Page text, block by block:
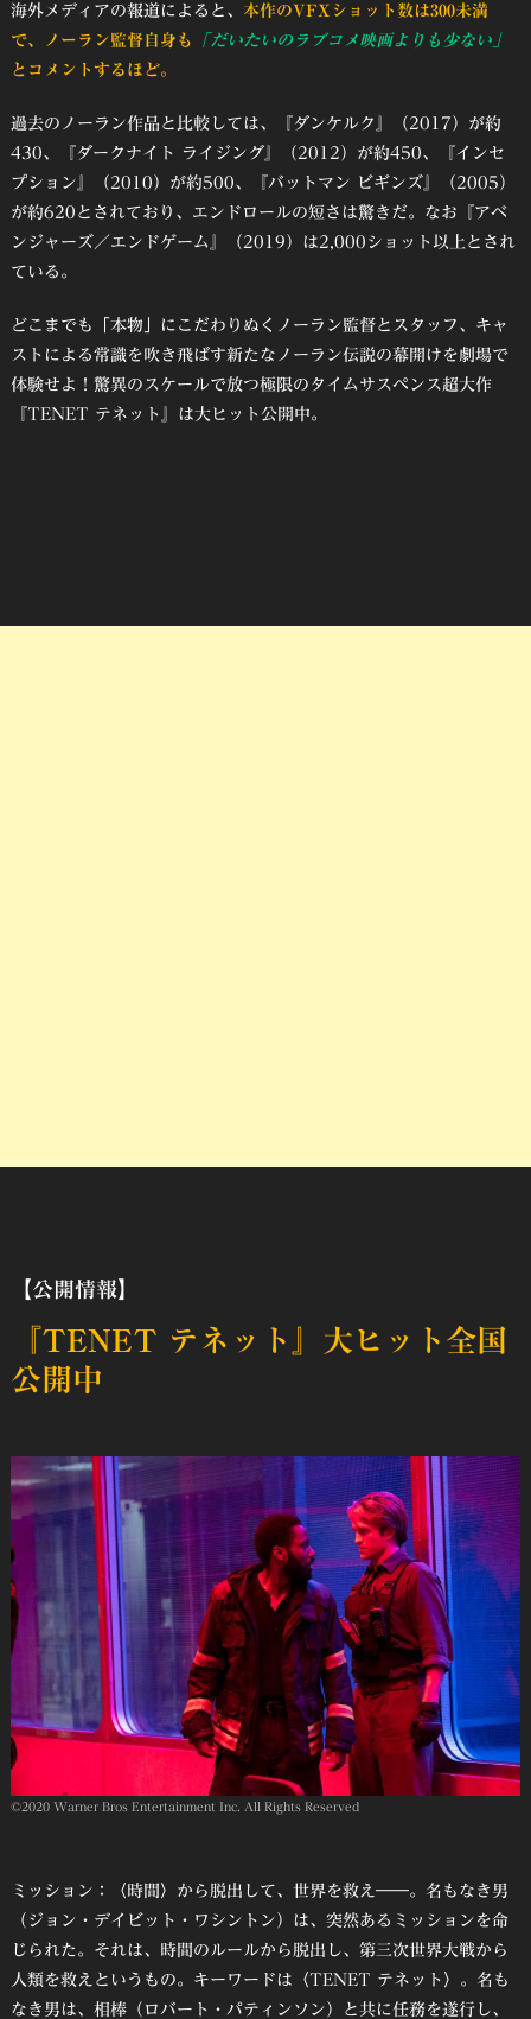
海外メディアの報道によると、 本作のVFXショット数は300未満
で、ノーラン監督自身も
「だいたいのラブコメ映画よりも少ない」
とコメントするほど。
過去のノーラン作品と比較しては、『ダンケルク』（2017）が約
430、『ダークナイト ライジング』（2012）が約450、『インセ
プション』（2010）が約500、『バットマン ビギンズ』（2005）
が約620とされており、エンドロールの短さは驚きだ。なお『アベ
ンジャーズ／エンドゲーム』（2019）は2,000ショット以上とされ
ている。
どこまでも「本物」にこだわりぬくノーラン監督とスタッフ、キャ
ストによる常識を吹き飛ばす新たなノーラン伝説の幕開けを劇場で
体験せよ！驚異のスケールで放つ極限のタイムサスペンス超大作
『TENET テネット』は大ヒット公開中。
【公開情報】
『TENET テネット』大ヒット全国
公開中
©2020 Warner Bros Entertainment Inc. All Rights Reserved
ミッション：〈時間〉から脱出して、世界を救え――。名もなき男
（ジョン・デイビット・ワシントン）は、突然あるミッションを命
じられた。それは、時間のルールから脱出し、第三次世界大戦から
人類を救えというもの。キーワードは〈TENET テネット〉。名も
なき男は、相棒（ロバート・パティンソン）と共に任務を遂行し、